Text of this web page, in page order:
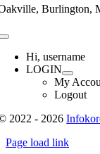
Burlington,
Toggle
NavigationHi, username
LOGIN
My
Logout
2022 - 2026
Toggle
Page load link